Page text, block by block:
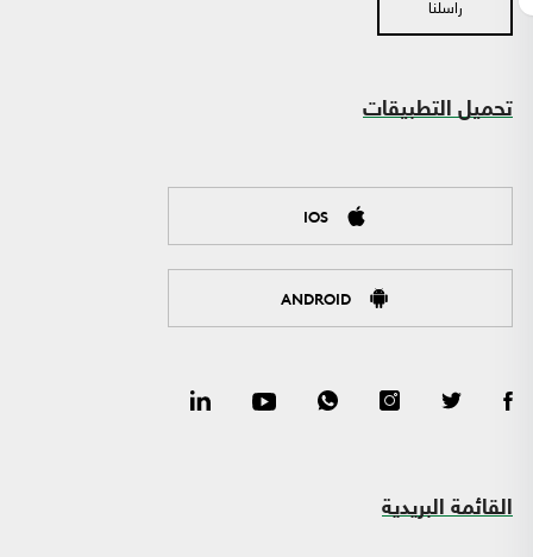
راسلنا
تحميل التطبيقات
IOS
ANDROID
القائمة البريدية